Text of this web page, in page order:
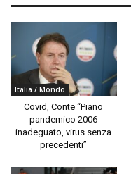
Italia / Mondo
Covid, Conte “Piano
pandemico 2006
inadeguato, virus senza
precedenti”